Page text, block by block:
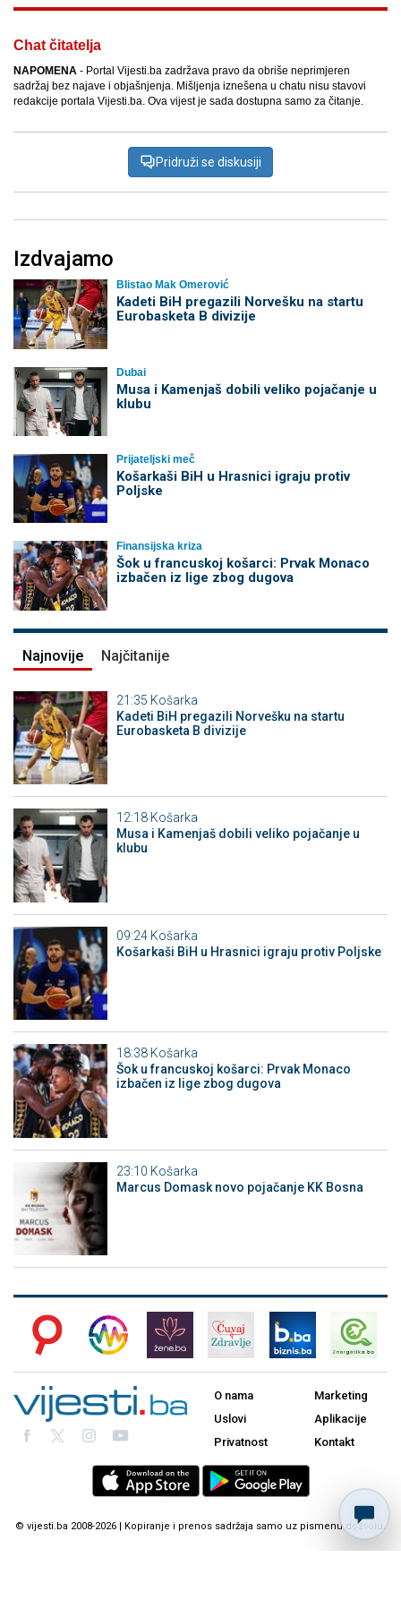
Chat čitatelja
NAPOMENA - Portal Vijesti.ba zadržava pravo da obriše neprimjeren
sadržaj bez najave i objašnjenja. Mišljenja iznešena u chatu nisu stavovi
redakcije portala Vijesti.ba. Ova vijest je sada dostupna samo za čitanje.
Pridruži se diskusiji
Izdvajamo
Blistao Mak Omerović
Kadeti BiH pregazili Norvešku na startu
Eurobasketa B divizije
Dubai
Musa i Kamenjaš dobili veliko pojačanje u
klubu
Prijateljski meč
Košarkaši BiH u Hrasnici igraju protiv
Poljske
Finansijska kriza
Šok u francuskoj košarci: Prvak Monaco
izbačen iz lige zbog dugova
Najnovije Najčitanije
21:35 Košarka
Kadeti BiH pregazili Norvešku na startu
Eurobasketa B divizije
12:18 Košarka
Musa i Kamenjaš dobili veliko pojačanje u
klubu
09:24 Košarka
Košarkaši BiH u Hrasnici igraju protiv Poljske
18:38 Košarka
Šok u francuskoj košarci: Prvak Monaco
izbačen iz lige zbog dugova
23:10 Košarka
Marcus Domask novo pojačanje KK Bosna
O nama
Uslovi
Privatnost
Marketing
Aplikacije
Kontakt
© vijesti.ba 2008-2026 | Kopiranje i prenos sadržaja samo uz pismenu dozvolu.